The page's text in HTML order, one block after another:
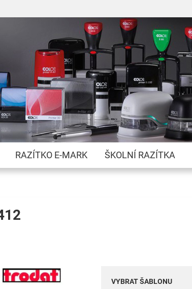
Přejít
na
obsah
RAZÍTKO E-MARK ŠKOLNÍ RAZÍTKA
VYBRAT ŠABLONU